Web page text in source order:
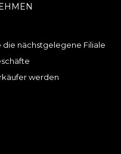
die nächstgelegene Filiale
werden